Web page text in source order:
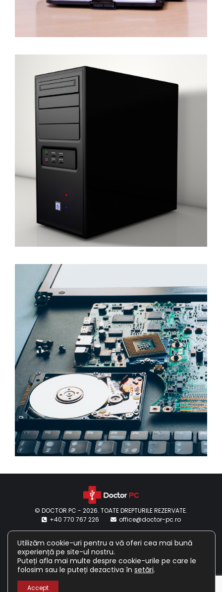
© DOCTOR PC - 2026. TOATE DREPTURILE REZERVATE.
+40 770 767 226
office@doctor-pc.ro
Termeni si conditii
Livrare si retur
Politica de confidentialitate
Termeni si conditii intrare in service
Cum trimit la service cu curierul?
Utilizăm cookie-uri pentru a vă oferi cea mai bună
experiență pe site-ul nostru.
Puteți afla mai multe despre cookie-urile pe care le
folosim sau le puteți dezactiva în setări.
Accept